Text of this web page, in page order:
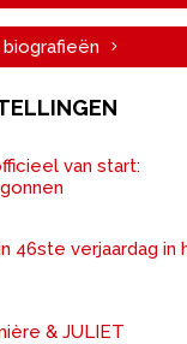
van start:
46ste verjaardag in
& JULIET